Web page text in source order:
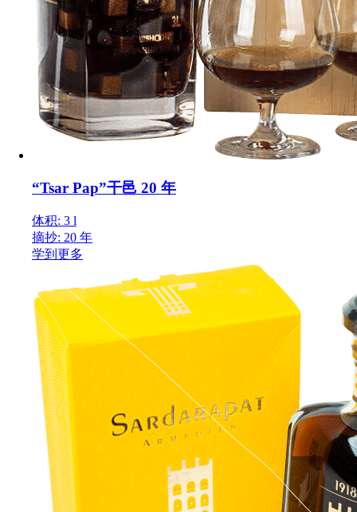
“Tsar Pap”干邑 20 年
体积: 3 l
摘抄: 20 年
学到更多